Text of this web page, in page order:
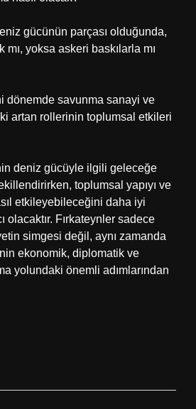
gücünün parçası olduğunda,
mı, yoksa askeri baskılarla mı
dönemde savunma sanayi ve
artan rollerinin toplumsal etkileri
deniz gücüyle ilgili geleceğe
toplumsal yapıyı ve
etkileyebileceğini daha iyi
olacaktır. Fırkateynler sadece
simgesi değil, aynı zamanda
ekonomik, diplomatik ve
yolundaki önemli adımlarından